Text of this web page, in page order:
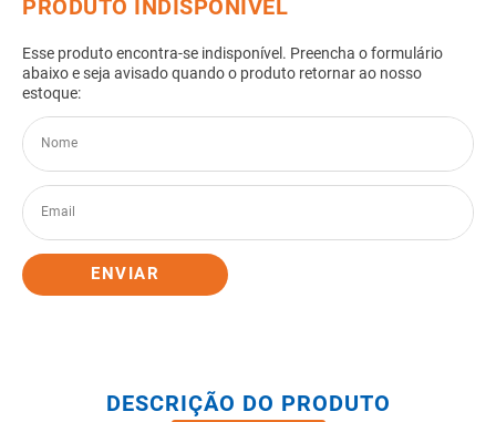
ENVIAR
DESCRIÇÃO DO PRODUTO
9º porta
10º